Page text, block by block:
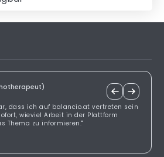
dass ich auf balancio.at vertreten sein
wieviel Arbeit in der Plattform
Thema zu informieren."